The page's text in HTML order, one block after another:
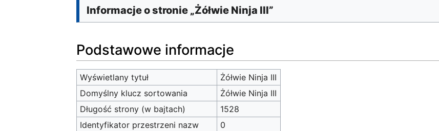
Informacje o stronie „Żółwie Ninja III”
Podstawowe informacje
Wyświetlany tytuł
Żółwie Ninja III
Domyślny klucz sortowania
Żółwie Ninja III
Długość strony (w bajtach)
1528
Identyfikator przestrzeni nazw
0